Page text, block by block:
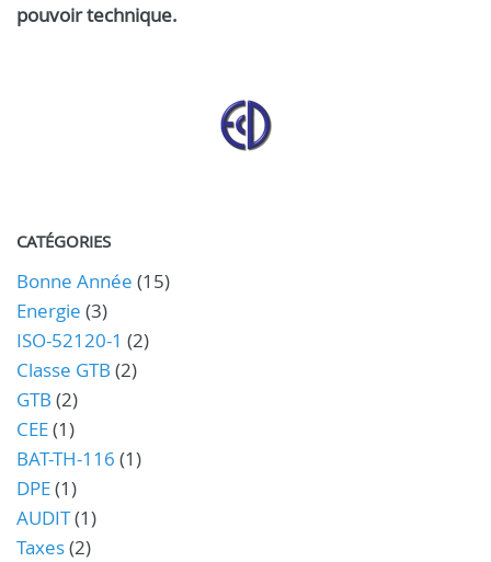
pouvoir technique.
CATÉGORIES
Bonne Année (15)
Energie (3)
ISO-52120-1 (2)
Classe GTB (2)
GTB (2)
CEE(1)
BAT-TH-116 (1)
DPE(1)
AUDIT(1)
Taxes(2)